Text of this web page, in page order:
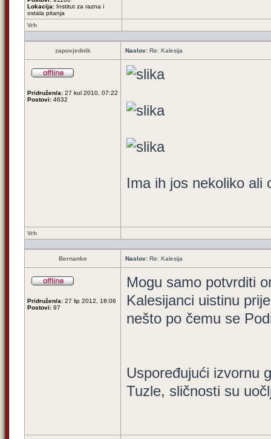
Lokacija: Institut za razna i
ostala pitanja
Vrh
zapovjednik Naslov: Re: Kalesija
Pridružen/a: 27 kol 2010, 07:22
Postovi: 4632
Ima ih jos nekoliko ali
Vrh
Bernanke Naslov: Re: Kalesija
Pridružen/a: 27 lip 2012, 18:06
Postovi: 97
Mogu samo potvrditi
Kalesijanci uistinu
nešto po čemu se
Uspoređujući izvornu
Tuzle, sličnosti su